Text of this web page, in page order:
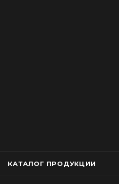
КАТАЛОГ ПРОДУКЦИИ